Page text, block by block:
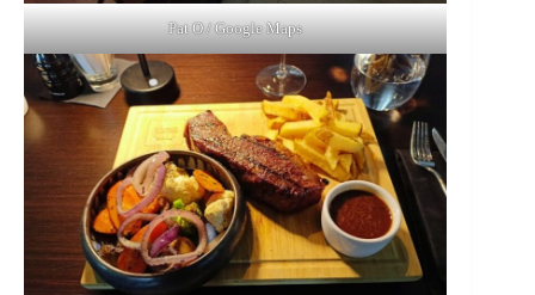
Pat O / Google Maps